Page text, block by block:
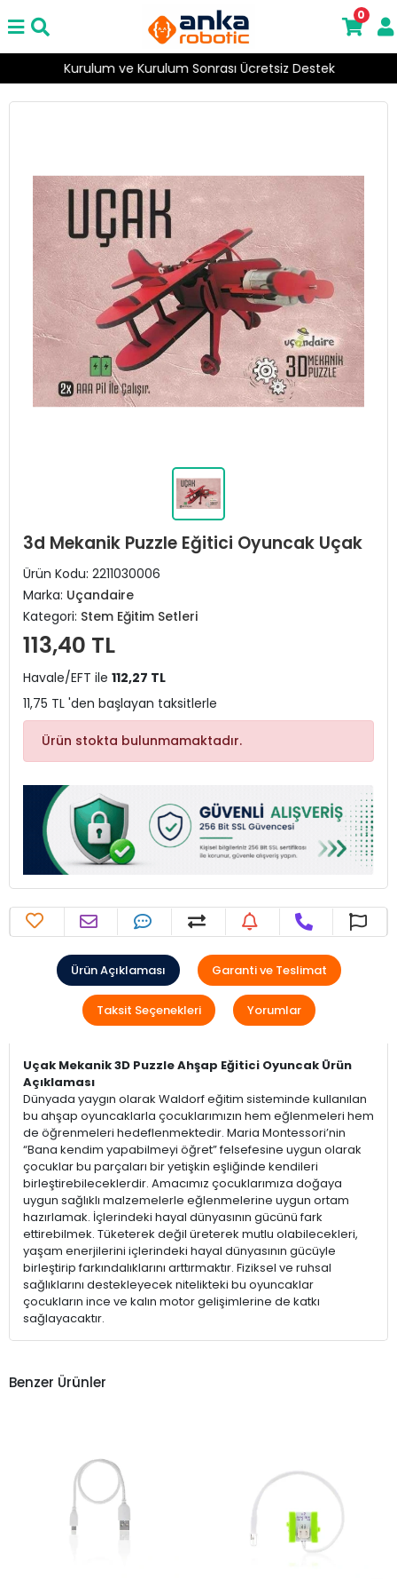
Kurulum ve Kurulum Sonrası Ücretsiz Destek
0
3d Mekanik Puzzle Eğitici Oyuncak Uçak
Ürün Kodu: 2211030006
Marka: Uçandaire
Kategori: Stem Eğitim Setleri
113,40 TL
Havale/EFT ile 112,27 TL
11,75 TL 'den başlayan taksitlerle
Ürün stokta bulunmamaktadır.
Ürün Açıklaması Garanti ve Teslimat
Taksit Seçenekleri Yorumlar
Uçak Mekanik 3D Puzzle Ahşap Eğitici Oyuncak Ürün
Açıklaması
Dünyada yaygın olarak Waldorf eğitim sisteminde kullanılan
bu ahşap oyuncaklarla çocuklarımızın hem eğlenmeleri hem
de öğrenmeleri hedeflenmektedir. Maria Montessori’nin
“Bana kendim yapabilmeyi öğret” felsefesine uygun olarak
çocuklar bu parçaları bir yetişkin eşliğinde kendileri
birleştirebileceklerdir. Amacımız çocuklarımıza doğaya
uygun sağlıklı malzemelerle eğlenmelerine uygun ortam
hazırlamak. İçlerindeki hayal dünyasının gücünü fark
ettirebilmek. Tüketerek değil üreterek mutlu olabilecekleri,
yaşam enerjilerini içlerindeki hayal dünyasının gücüyle
birleştirip farkındalıklarını arttırmaktır. Fiziksel ve ruhsal
sağlıklarını destekleyecek nitelikteki bu oyuncaklar
çocukların ince ve kalın motor gelişimlerine de katkı
sağlayacaktır.
Benzer Ürünler